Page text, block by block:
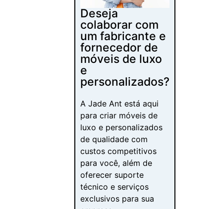
exclusivos para sua
empresa.
Obter uma
cotação gratuita
Siga-nos